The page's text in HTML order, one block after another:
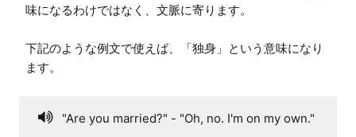
味になるわけではなく、文脈に寄ります。
下記のような例文で使えば、「独身」という意味になり
ます。
"Are you married?" - "Oh, no. I'm on my own."